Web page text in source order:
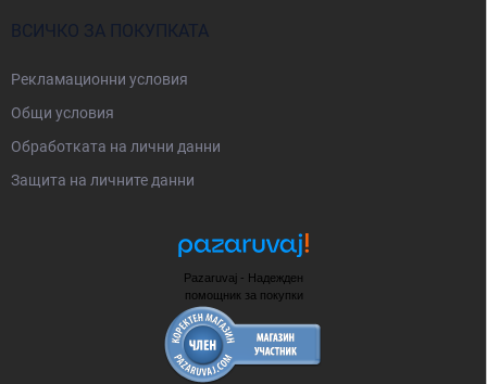
ВСИЧКО ЗА ПОКУПКАТА
Рекламационни условия
Общи условия
Oбработката на лични данни
Защита на личните данни
Pazaruvaj - Надежден
помощник за покупки